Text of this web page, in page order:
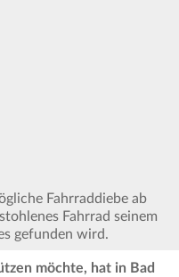
Fahrraddiebe ab
Fahrrad seinem
gefunden wird.
möchte, hat in Bad